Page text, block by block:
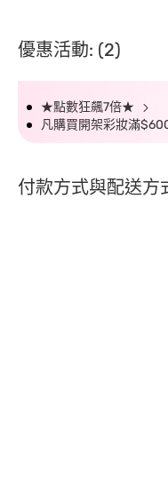
優惠活動: (2)
★點數狂飆7倍★
凡購買開架彩妝滿
付款方式與配送方